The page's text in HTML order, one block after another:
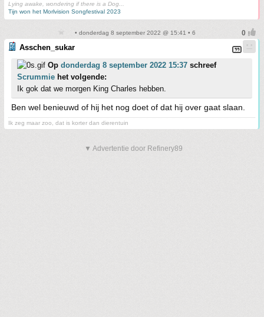
Lying awake, wondering if there is a Dog...
Tijn won het Morlvision Songfestival 2023
• donderdag 8 september 2022 @ 15:41 • 6
Asschen_sukar
Op donderdag 8 september 2022 15:37 schreef
Scrummie het volgende:
Ik gok dat we morgen King Charles hebben.
Ben wel benieuwd of hij het nog doet of dat hij over gaat slaan.
Ik zeg maar zoo, dat is korter dan dierentuin
▼ Advertentie door Refinery89